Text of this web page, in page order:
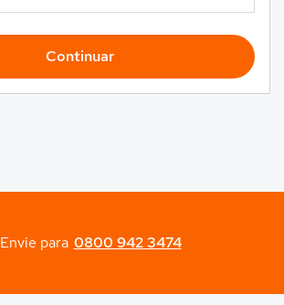
Continuar
Envie para 0800 942 3474